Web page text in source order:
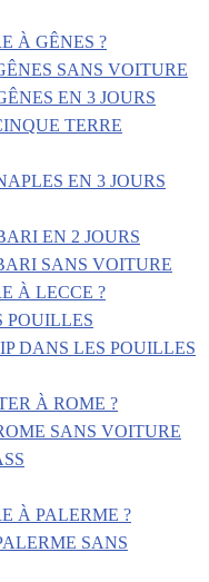
À GÊNES ?
SANS VOITURE
EN 3 JOURS
TERRE
EN 3 JOURS
EN 2 JOURS
SANS VOITURE
À LECCE ?
POUILLES
DANS LES POUILLES
À ROME ?
SANS VOITURE
À PALERME ?
SANS